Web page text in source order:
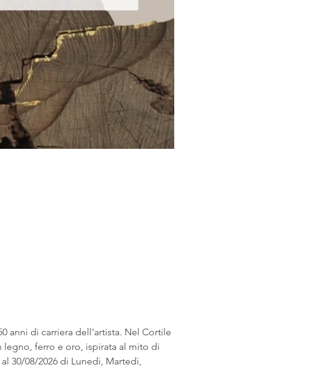
anni di carriera dell'artista. Nel Cortile
ferro e oro, ispirata al mito di
30/08/2026 di Lunedì, Martedì,